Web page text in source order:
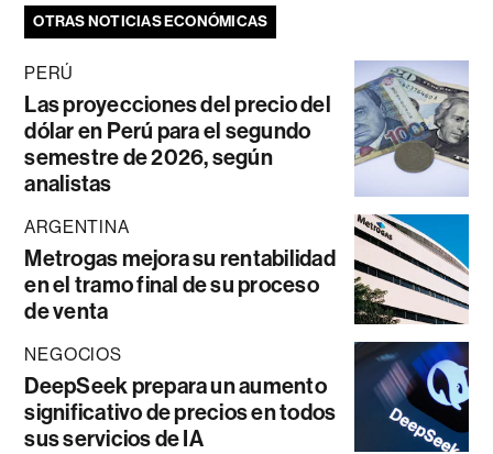
OTRAS NOTICIAS ECONÓMICAS
PERÚ
Las proyecciones del precio del
dólar en Perú para el segundo
semestre de 2026, según
analistas
ARGENTINA
Metrogas mejora su rentabilidad
en el tramo final de su proceso
de venta
NEGOCIOS
DeepSeek prepara un aumento
significativo de precios en todos
sus servicios de IA